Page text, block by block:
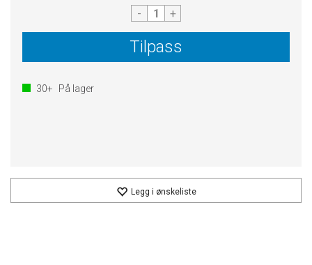
- +
Tilpass
30+ På lager
Legg i ønskeliste